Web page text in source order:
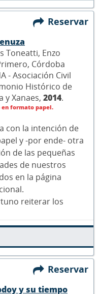
Reservar
Toneatti, Enzo
Córdoba
- Asociación Civil
Histórico de
y Xanaes, 2014.
formato papel.
con la intención de
y -por ende- otra
de las pequeñas
de nuestros
en la página
reiterar los
Reservar
y su tiempo